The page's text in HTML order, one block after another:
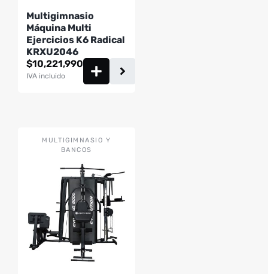
Multigimnasio
Máquina Multi
Ejercicios K6 Radical
KRXU2046
$10,221,990
IVA incluido
MULTIGIMNASIO Y
BANCOS